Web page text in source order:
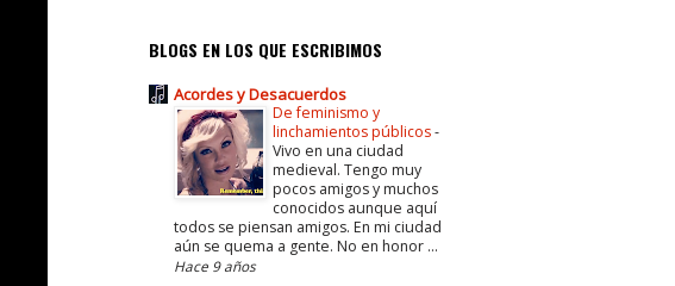
BLOGS EN LOS QUE ESCRIBIMOS
Acordes y Desacuerdos
De feminismo y
linchamientos públicos-
Vivo en una ciudad
medieval. Tengo muy
pocos amigos y muchos
conocidos aunque aquí
todos se piensan amigos. En mi ciudad
aún se quema a gente. No en honor ...
Hace 9 años